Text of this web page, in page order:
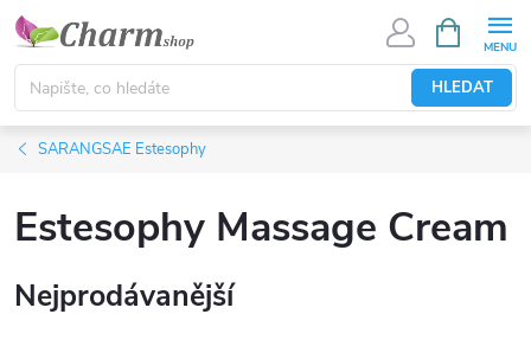
Přejít
obsah
HLEDAT
NÁKUPNÍ
KOŠÍK
SARANGSAE Estesophy
Estesophy Massage Cream
Nejprodávanější